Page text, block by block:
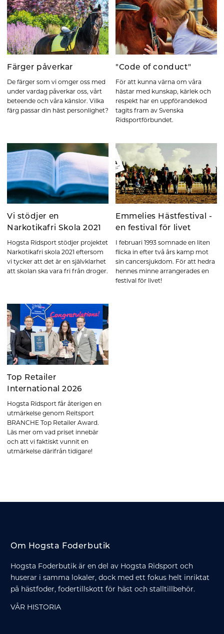
Färger påverkar
De färger som vi omger oss med
under vardag påverkar oss, vårt
beteende och våra känslor. Vilka
färg passar din häst personlighet?
"Code of conduct"
För att kunna värna om våra
hästar med kunskap, kärlek och
respekt har en uppförandekod
tagits fram av Svenska
Ridsportförbundet.
Vi stödjer en
Narkotikafri Skola 2021
Hogsta Ridsport stödjer projektet
Narkotikafri skola 2021 eftersom
vi tycker att det är en självklarhet
att skolan ska vara fri från droger.
Emmelies Hästfestival -
en festival för livet
I februari 1993 somnade en liten
flicka in efter två års kamp mot
sin cancersjukdom. För att hedra
hennes minne arrangerades en
festival för livet!
Top Retailer
International 2026
Hogsta Ridsport får återigen en
utmärkelse genom Reitsport
BRANCHE Top Retailer Award.
Läs mer om vad priset innebär
och att vi faktiskt vunnit en
utmärkelse därifrån tidigare!
Om Hogsta Foderbutik
Hogsta Foderbutik är en del av Hogsta Ridsport och
huserar i samma lokaler, dock med ett fokus helt inriktat
på hästfoder, fodertillskott för häst och stalltillbehör.
VÅR HISTORIA